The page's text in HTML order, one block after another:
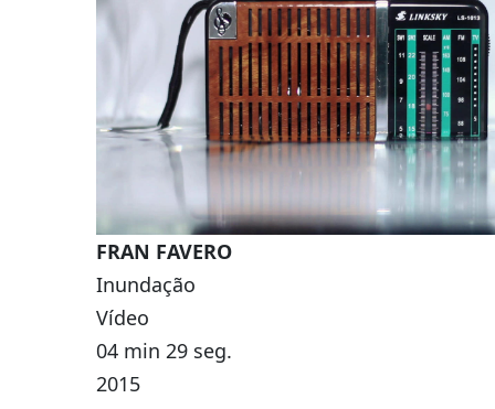
FRAN FAVERO
Inundação
Vídeo
04 min 29 seg.
2015